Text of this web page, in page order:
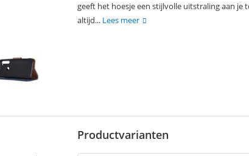
geeft het hoesje een stijlvolle uitstraling aan
altijd... Lees meer
Productvarianten